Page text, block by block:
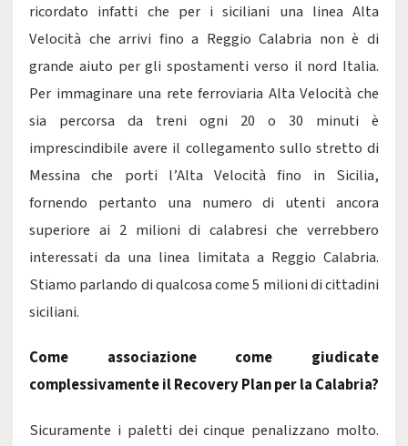
ricordato infatti che per i siciliani una linea Alta
Velocità che arrivi fino a Reggio Calabria non è di
grande aiuto per gli spostamenti verso il nord Italia.
Per immaginare una rete ferroviaria Alta Velocità che
sia percorsa da treni ogni 20 o 30 minuti è
imprescindibile avere il collegamento sullo stretto di
Messina che porti l’Alta Velocità fino in Sicilia,
fornendo pertanto una numero di utenti ancora
superiore ai 2 milioni di calabresi che verrebbero
interessati da una linea limitata a Reggio Calabria.
Stiamo parlando di qualcosa come 5 milioni di cittadini
siciliani.
Come associazione come giudicate
complessivamente il Recovery Plan per la Calabria?
Sicuramente i paletti dei cinque penalizzano molto.